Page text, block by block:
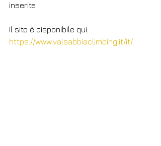
inserite.
Il sito è disponibile qui:
https://www.valsabbiaclimbing.it/it/